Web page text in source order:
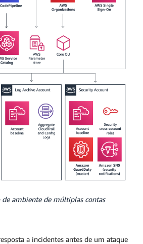
de ambiente de múltiplas contas
a incidentes antes de um ataque